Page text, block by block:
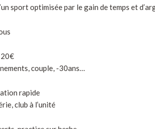
sport optimisée par le gain de temps et
couple, -30ans…
rapide
club à l’unité